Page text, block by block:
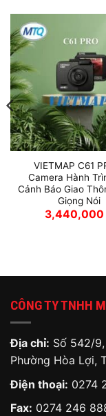
VIETMAP C61
Camera Hành
Cảnh Báo Giao
Giọng Nói
3,440,000
CÔNG TY TNHH
Địa chỉ: Số 542/
Phường Hòa Lợi,
Điện thoại: 0274
Fax: 0274 246